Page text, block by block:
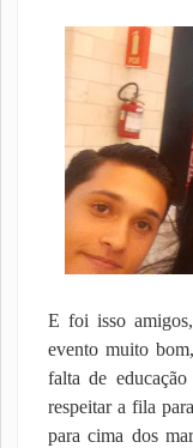
E foi isso
evento muito
falta de
respeitar a fila
para cima dos